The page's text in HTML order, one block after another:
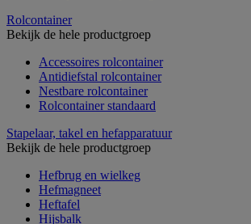
Rolcontainer
Bekijk de hele productgroep
Accessoires rolcontainer
Antidiefstal rolcontainer
Nestbare rolcontainer
Rolcontainer standaard
Stapelaar, takel en hefapparatuur
Bekijk de hele productgroep
Hefbrug en wielkeg
Hefmagneet
Heftafel
Hijsbalk